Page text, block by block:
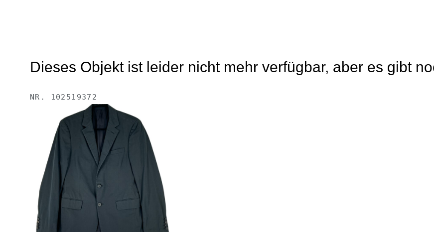
Dieses Objekt ist leider nicht mehr verfügbar, aber es gibt
NR. 102519372